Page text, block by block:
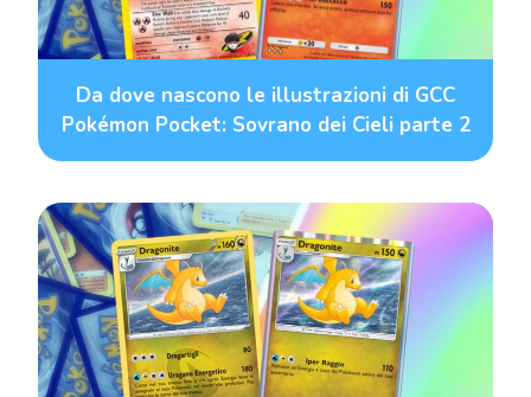
Da dove nascono le illustrazioni di GCC
Pokémon Pocket: Sovrano dei Cieli parte 2